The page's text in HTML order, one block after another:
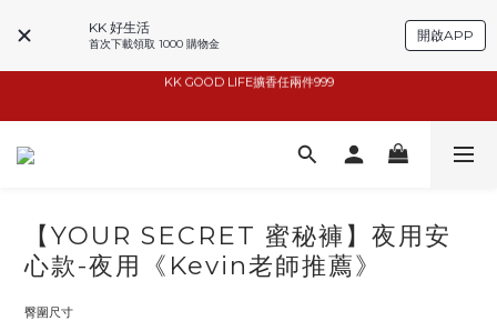
KK 好生活
首次下載領取 1000 購物金
開啟APP
basiik1件9折/2件88折
【YOUR SECRET 蜜秘褲】夜用安
心款-夜用《Kevin老師推薦》
臀圍尺寸